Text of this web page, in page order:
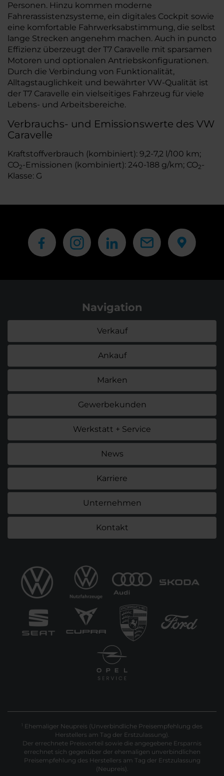
Personen. Hinzu kommen moderne
Fahrerassistenzsysteme, ein digitales Cockpit sowie
eine komfortable Fahrwerksabstimmung, die selbst
lange Strecken angenehm machen. Auch in puncto
Effizienz überzeugt der T7 Caravelle mit sparsamen
Motoren und optionalen Antriebskonfigurationen.
Durch die Verbindung von Funktionalität,
Alltagstauglichkeit und bewährter VW-Qualität ist
der T7 Caravelle ein vielseitiges Fahrzeug für viele
Lebens- und Arbeitsbereiche.
Verbrauchs- und Emissionswerte des VW
Caravelle
Kraftstoffverbrauch (kombiniert): 9,2-7,2 l/100 km;
CO2-Emissionen (kombiniert): 240-188 g/km; CO2-
Klasse: G
Navigation
Verkauf
Ankauf
Marken
Gewerbekunden
Werkstatt + Service
News
Karriere
Unternehmen
Kontakt
1 Ehemaliger Neupreis (Unverbindliche Preisempfehlung des
Herstellers am Tag der Erstzulassung).
Der errechnete Preisvorteil sowie die angegebene Ersparnis
errechnet sich gegenüber der ehemaligen unverbindlichen
Preisempfehlung des Herstellers am Tag der Erstzulassung
(Neupreis).